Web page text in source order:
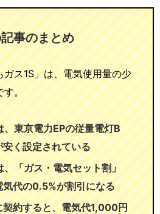
事のまとめ
ス1S」は、電気使用量の少
す。
、東京電力EPの従量電灯B
く設定されている
、「ガス・電気セット割」
気代の0.5%が割引になる
契約すると、電気代1,000円